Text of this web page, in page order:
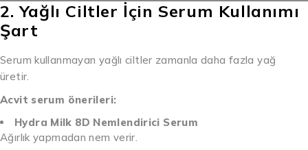
2. Yağlı Ciltler İçin Serum Kullanımı
Şart
Serum kullanmayan yağlı ciltler zamanla daha fazla yağ
üretir.
Acvit serum önerileri:
Hydra Milk 8D Nemlendirici Serum
Ağırlık yapmadan nem verir.